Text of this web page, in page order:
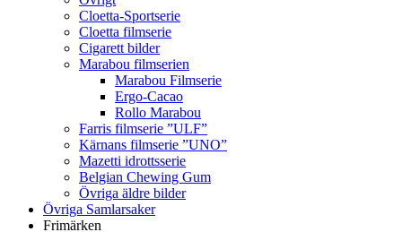
Cloetta-Sportserie
Cloetta filmserie
Cigarett bilder
Marabou filmserien
Marabou Filmserie
Ergo-Cacao
Rollo Marabou
Farris filmserie ”ULF”
Kärnans filmserie ”UNO”
Mazetti idrottsserie
Belgian Chewing Gum
Övriga äldre bilder
Övriga Samlarsaker
Frimärken